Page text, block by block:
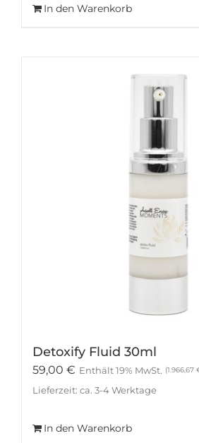
In den Warenkorb
Detoxify Fluid 30ml
59,00 € Enthält 19% MwSt. (1.966,67
Lieferzeit: ca. 3-4 Werktage
In den Warenkorb